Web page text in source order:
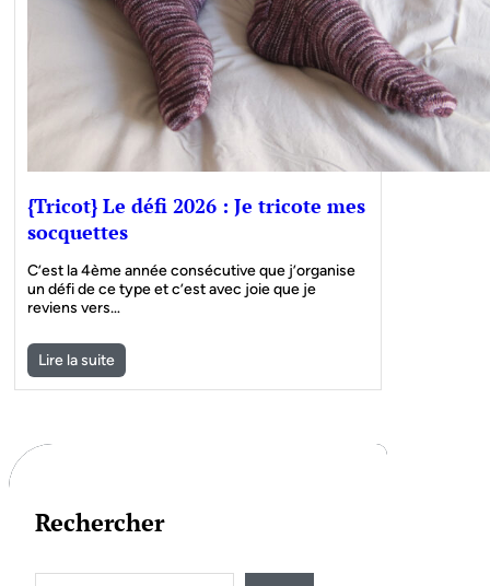
{Tricot} Le défi 2026 : Je tricote mes
socquettes
C’est la 4ème année consécutive que j’organise
un défi de ce type et c’est avec joie que je
reviens vers…
Lire la suite
Rechercher